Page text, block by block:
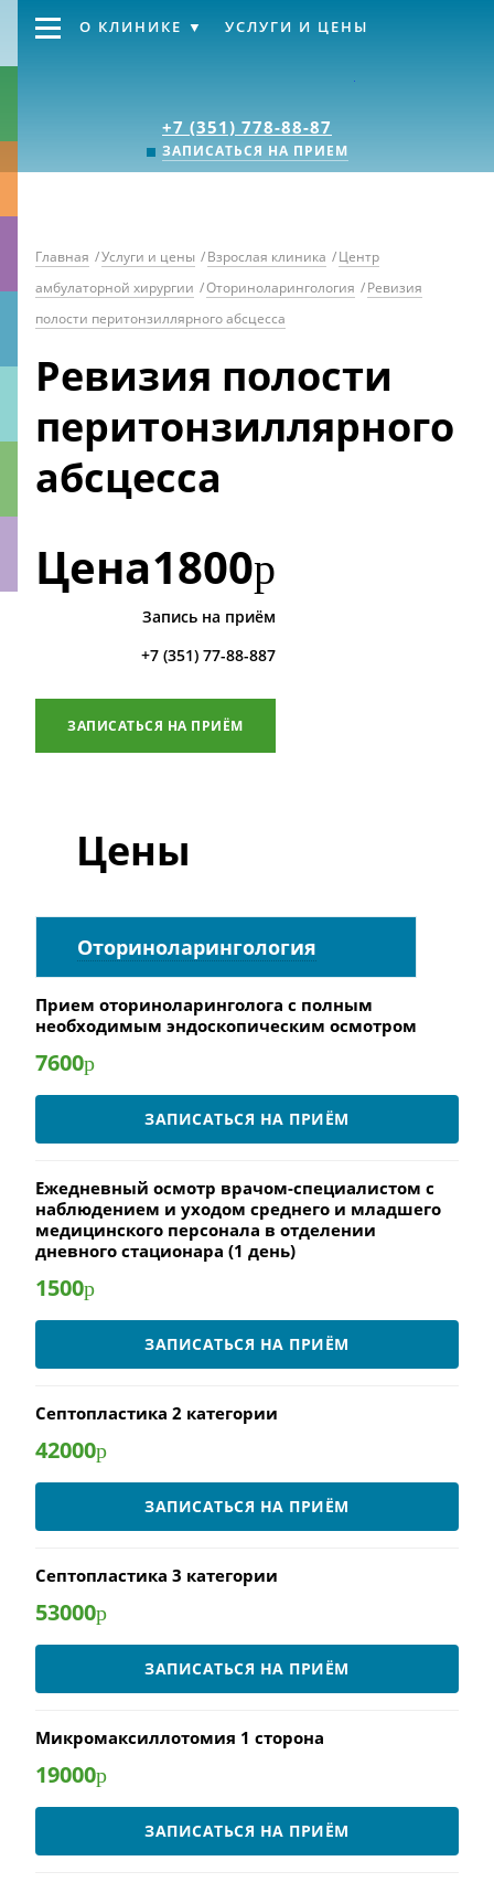
+7 (351) 778-88-87
ЗАПИСАТЬСЯ НА ПРИЕМ
О КЛИНИКЕ УСЛУГИ И ЦЕНЫ
Главная /Услуги и цены /Взрослая клиника /Центр
амбулаторной хирургии /Оториноларингология /Ревизия
полости перитонзиллярного абсцесса
Ревизия полости
перитонзиллярного
абсцесса
Цена1800р
Запись на приём
+7 (351) 77-88-887
ЗАПИСАТЬСЯ НА ПРИЁМ
Цены
Оториноларингология
Прием оториноларинголога с полным
необходимым эндоскопическим осмотром
7600р
ЗАПИСАТЬСЯ НА ПРИЁМ
Ежедневный осмотр врачом-специалистом с
наблюдением и уходом среднего и младшего
медицинского персонала в отделении
дневного стационара (1 день)
1500р
ЗАПИСАТЬСЯ НА ПРИЁМ
Септопластика 2 категории
42000р
ЗАПИСАТЬСЯ НА ПРИЁМ
Септопластика 3 категории
53000р
ЗАПИСАТЬСЯ НА ПРИЁМ
Микромаксиллотомия 1 сторона
19000р
ЗАПИСАТЬСЯ НА ПРИЁМ